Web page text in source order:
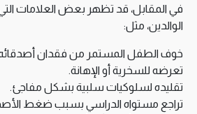
في المقابل، قد تظهر بعض العلامات التي
الوالدين، مثل:
خوف الطفل المستمر من فقدان
تعرضه للسخرية أو الإهانة.
تقليده لسلوكيات سلبية بشكل مفاجئ.
تراجع مستواه الدراسي بسبب ضغط